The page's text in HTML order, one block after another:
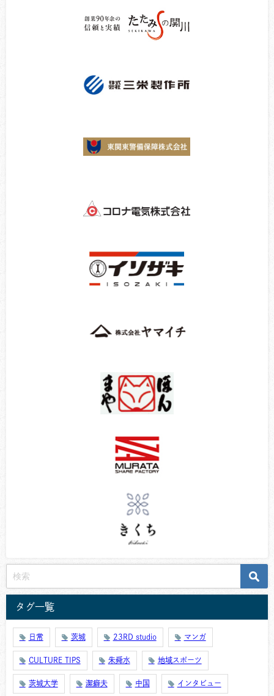
タグ一覧
日常 茨城 23RD studio マンガ
CULTURE TIPS 朱舜水 地域スポーツ
茨城大学 潔癖夫 中国 インタビュー